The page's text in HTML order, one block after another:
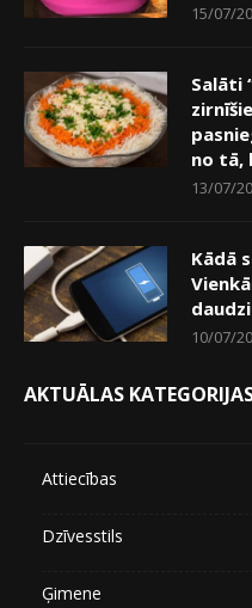
15/07/
Salāti
no tā,
13/07/
Kādā
10/07/
AKTUĀLAS
Attiecības
Dzīvesstils
Ģimene